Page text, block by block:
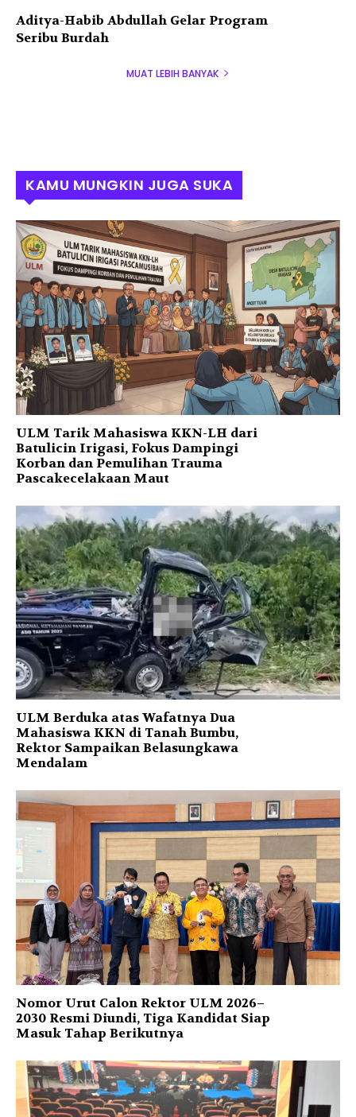
Aditya-Habib Abdullah Gelar Program
Seribu Burdah
MUAT LEBIH BANYAK
KAMU MUNGKIN JUGA SUKA
ULM Tarik Mahasiswa KKN-LH dari
Batulicin Irigasi, Fokus Dampingi
Korban dan Pemulihan Trauma
Pascakecelakaan Maut
ULM Berduka atas Wafatnya Dua
Mahasiswa KKN di Tanah Bumbu,
Rektor Sampaikan Belasungkawa
Mendalam
Nomor Urut Calon Rektor ULM 2026–
2030 Resmi Diundi, Tiga Kandidat Siap
Masuk Tahap Berikutnya